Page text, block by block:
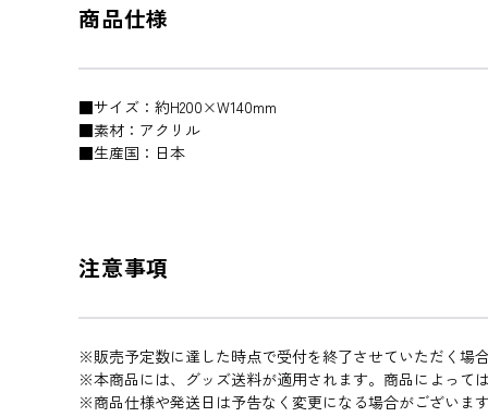
商品仕様
■サイズ：約H200×W140mm
■素材：アクリル
■生産国：日本
注意事項
※販売予定数に達した時点で受付を終了させていただく場合
※本商品には、グッズ送料が適用されます。商品によって
※商品仕様や発送日は予告なく変更になる場合がございま